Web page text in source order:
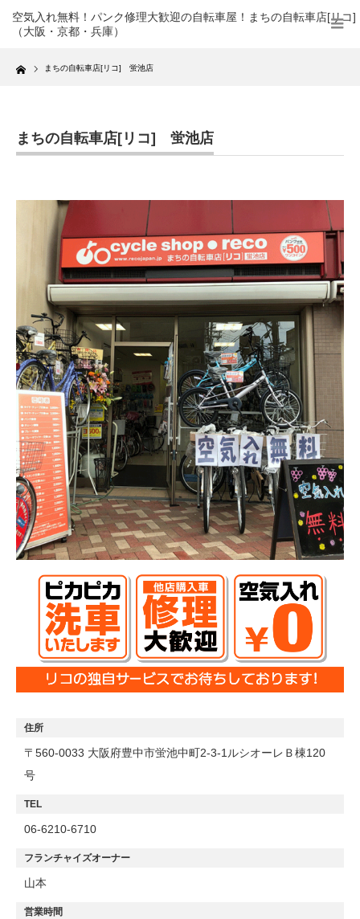
空気入れ無料！パンク修理大歓迎の自転車屋！まちの自転車店[リコ]
（大阪・京都・兵庫）
Home まちの自転車店[リコ] 蛍池店
まちの自転車店[リコ] 蛍池店
住所
〒560-0033 大阪府豊中市蛍池中町2-3-1ルシオーレＢ棟120
号
TEL
06-6210-6710
フランチャイズオーナー
山本
営業時間